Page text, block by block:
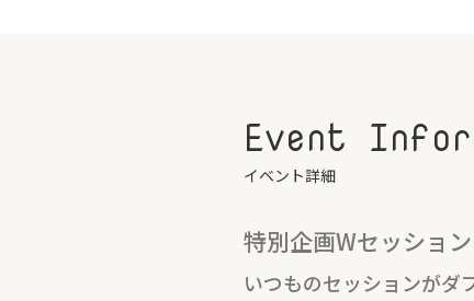
Event
イベント詳細
特別企画Wセッション
いつものセッションがダ